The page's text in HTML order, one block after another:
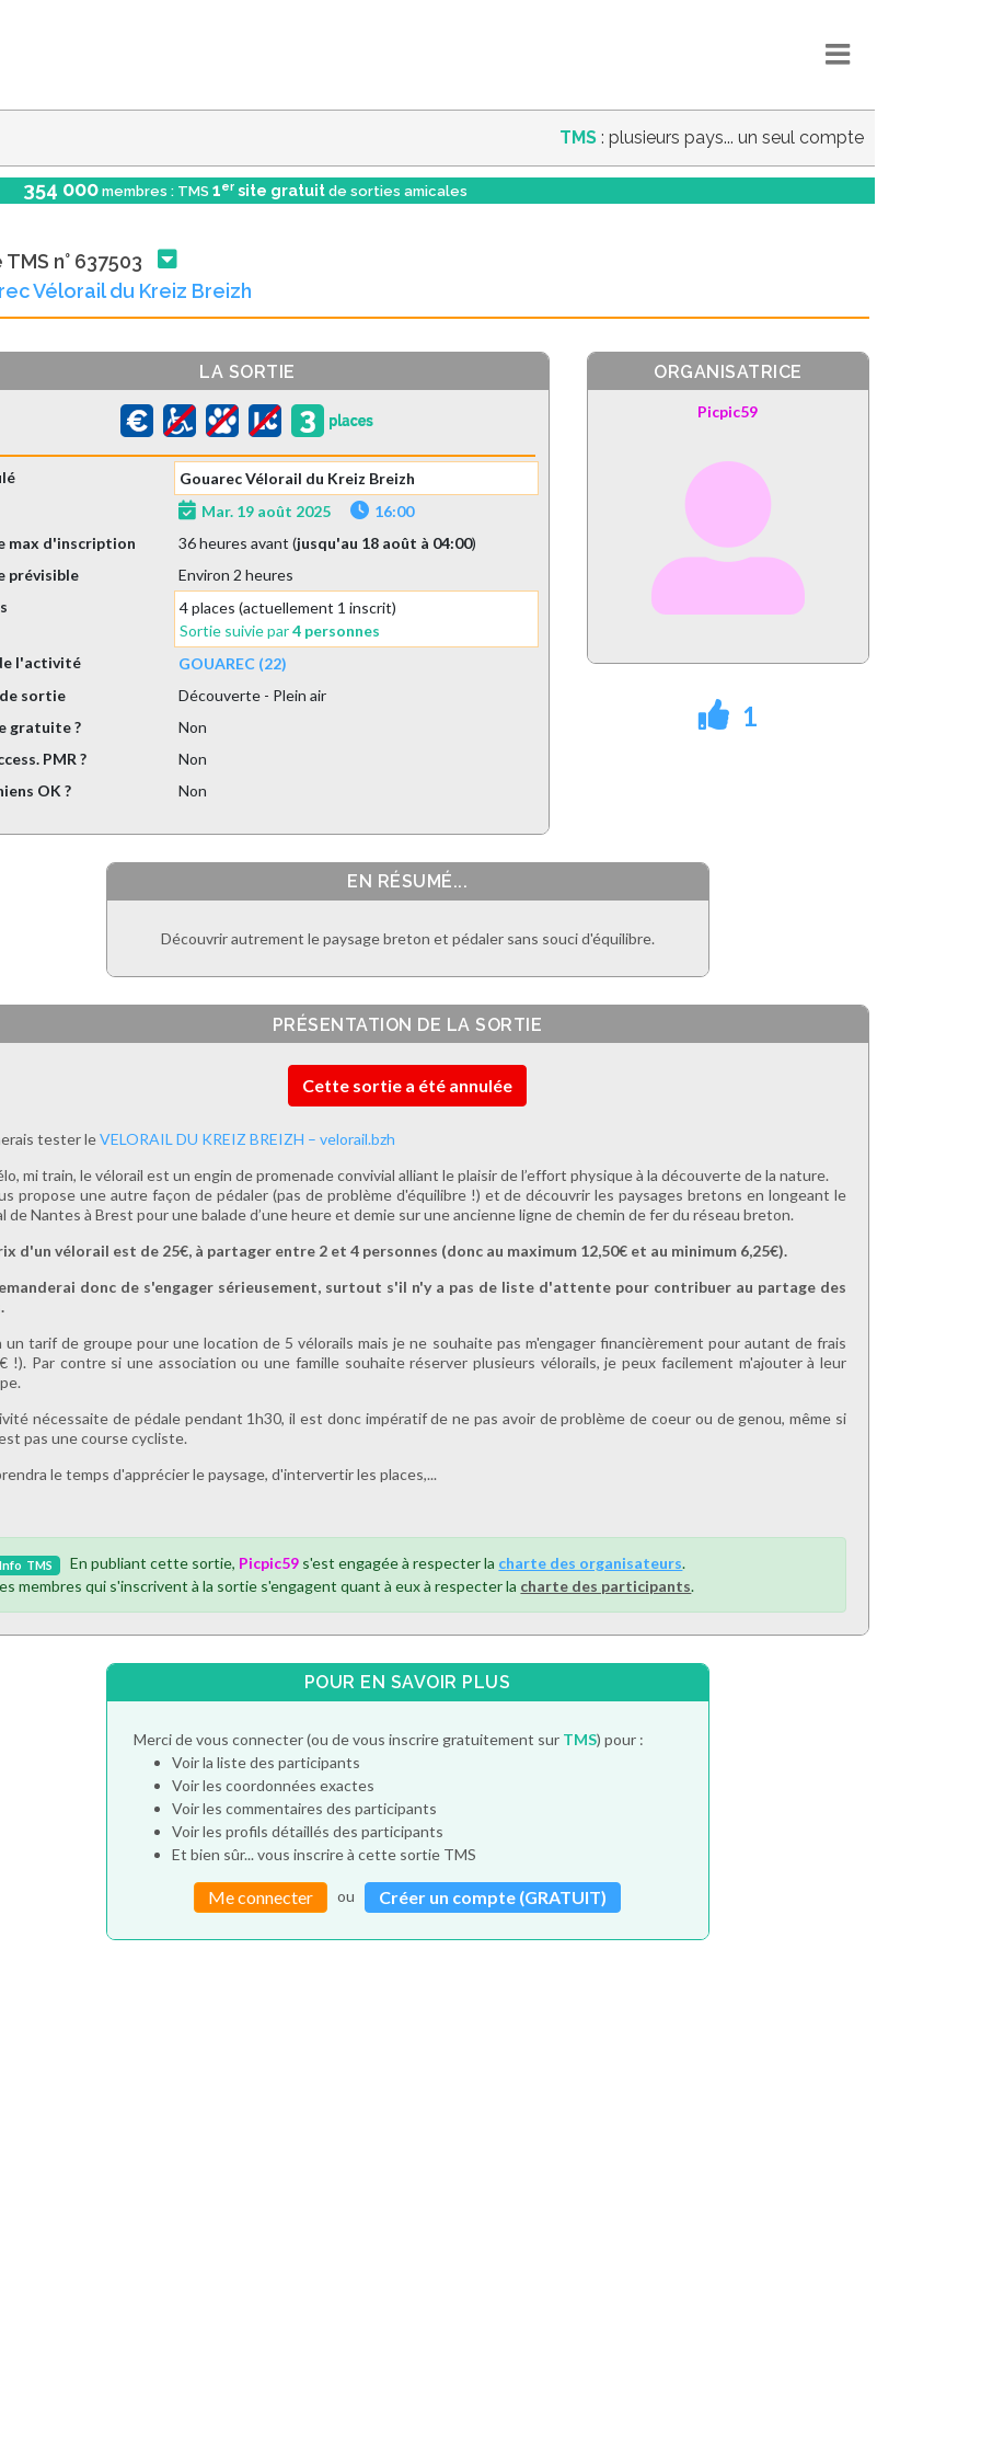
TMS : plusieurs pays... un seul compte
354 000 membres : TMS 1er site gratuit de sorties amicales
n° 637503
Vélorail du Kreiz Breizh
LA SORTIE
Gouarec Vélorail du Kreiz Breizh
Mar. 19 août 2025
16:00
max d'inscription
36 heures avant (jusqu'au 18 août à 04:00)
prévisible
Environ 2 heures
4 places (actuellement 1 inscrit)
Sortie suivie par4 personnes
l'activité
GOUAREC (22)
sortie
Découverte - Plein air
gratuite ?
Non
PMR ?
Non
OK ?
Non
ORGANISATRICE
Picpic59
1
EN RÉSUMÉ...
Découvrir autrement le paysage breton et pédaler sans souci d'équilibre.
PRÉSENTATION DE LA SORTIE
Cette sortie a été annulée
tester leVELORAIL DU KREIZ BREIZH – velorail.bzh
mi train, le vélorail est un engin de promenade convivial alliant le plaisir de l’effort physique à la découverte de la nature.
propose une autre façon de pédaler (pas de problème d'équilibre !) et de découvrir les paysages bretons en longeant le
de Nantes à Brest pour une balade d’une heure et demie sur une ancienne ligne de chemin de fer du réseau breton.
d'un vélorail est de 25€, à partager entre 2 et 4 personnes (donc au maximum 12,50€ et au minimum 6,25€).
donc de s'engager sérieusement, surtout s'il n'y a pas de liste d'attente pour contribuer au partage des
un tarif de groupe pour une location de 5 vélorails mais je ne souhaite pas m'engager financièrement pour autant de frais
!). Par contre si une association ou une famille souhaite réserver plusieurs vélorails, je peux facilement m'ajouter à leur
nécessaite de pédale pendant 1h30, il est donc impératif de ne pas avoir de problème de coeur ou de genou, même si
pas une course cycliste.
le temps d'apprécier le paysage, d'intervertir les places,...
Info TMS En publiant cette sortie, Picpic59 s'est engagée à respecter la charte des organisateurs.
membres qui s'inscrivent à la sortie s'engagent quant à eux à respecter la charte des participants.
POUR EN SAVOIR PLUS
Merci de vous connecter (ou de vous inscrire gratuitement sur TMS) pour :
Voir la liste des participants
Voir les coordonnées exactes
Voir les commentaires des participants
Voir les profils détaillés des participants
Et bien sûr... vous inscrire à cette sortie TMS
Me connecter ou Créer un compte (GRATUIT)